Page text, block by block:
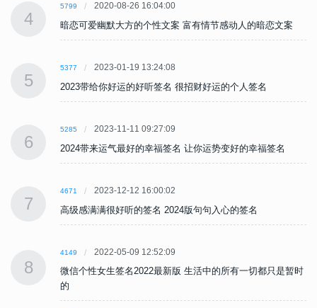
4
5799 2020-08-26 16:04:00
暗恋可爱幽默大方的个性文案 富有情节感动人的暗恋文案
5
5377 2023-01-19 13:24:08
2023带给你好运的好听签名 很招财好运的个人签名
6
5285 2023-11-11 09:27:09
2024带来运气最好的幸福签名 让你运势变好的幸福签名
7
4671 2023-12-12 16:00:02
高级感满满很好听的签名 2024版句句入心的签名
8
4149 2022-05-09 12:52:09
微信个性女生签名2022最新版 生活中的所有一切都只是暂时
的